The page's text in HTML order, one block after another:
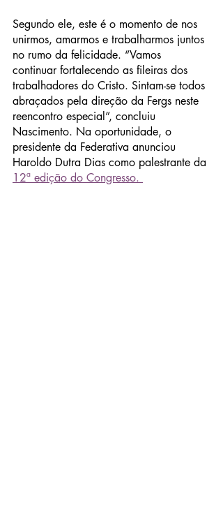
Segundo ele, este é o momento de nos
unirmos, amarmos e trabalharmos juntos
no rumo da felicidade. “Vamos
continuar fortalecendo as fileiras dos
trabalhadores do Cristo. Sintam-se todos
abraçados pela direção da Fergs neste
reencontro especial”, concluiu
Nascimento. Na oportunidade, o
presidente da Federativa anunciou
Haroldo Dutra Dias como palestrante da
12ª edição do Congresso.